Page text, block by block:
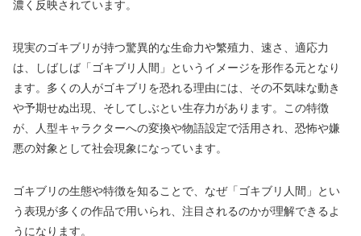
濃く反映されています。
現実のゴキブリが持つ驚異的な生命力や繁殖力、速さ、適応力
は、しばしば「ゴキブリ人間」というイメージを形作る元となり
ます。多くの人がゴキブリを恐れる理由には、その不気味な動き
や予期せぬ出現、そしてしぶとい生存力があります。この特徴
が、人型キャラクターへの変換や物語設定で活用され、恐怖や嫌
悪の対象として社会現象になっています。
ゴキブリの生態や特徴を知ることで、なぜ「ゴキブリ人間」とい
う表現が多くの作品で用いられ、注目されるのかが理解できるよ
うになります。